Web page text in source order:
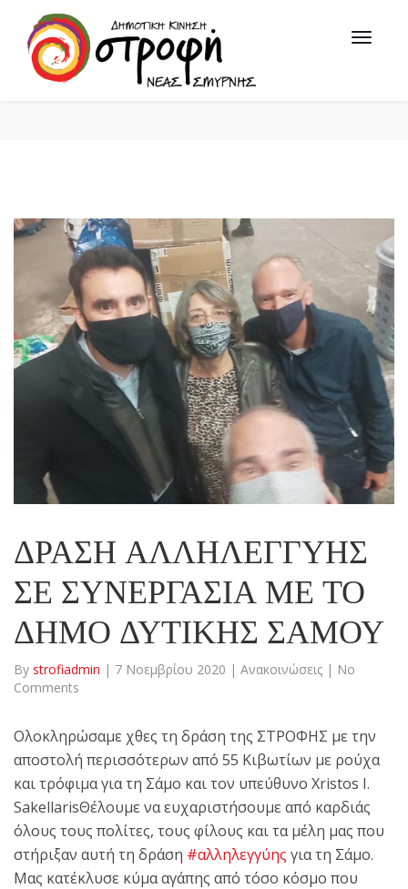
ΔΡΑΣΗ ΑΛΛΗΛΕΓΓΥΗΣ
ΣΕ ΣΥΝΕΡΓΑΣΙΑ ΜΕ ΤΟ
ΔΗΜΟ ΔΥΤΙΚΗΣ ΣΑΜΟΥ
By strofiadmin | 7 Νοεμβρίου 2020 | Ανακοινώσεις | No
Comments
Ολοκληρώσαμε χθες τη δράση της ΣΤΡΟΦΗΣ με την
αποστολή περισσότερων από 55 Κιβωτίων με ρούχα
και τρόφιμα για τη Σάμο και τον υπεύθυνο Xristos I.
SakellarisΘέλουμε να ευχαριστήσουμε από καρδιάς
όλους τους πολίτες, τους φίλους και τα μέλη μας που
στήριξαν αυτή τη δράση #αλληλεγγύης για τη Σάμο.
Μας κατέκλυσε κύμα αγάπης από τόσο κόσμο που